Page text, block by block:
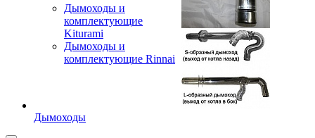
Дымоходы и
комплектующие
Kiturami
Дымоходы и
комплектующие Rinnai
Дымоходы